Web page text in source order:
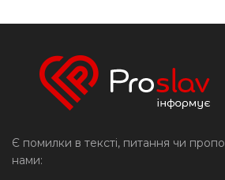
Є помилки в тексті, питання чи
нами: